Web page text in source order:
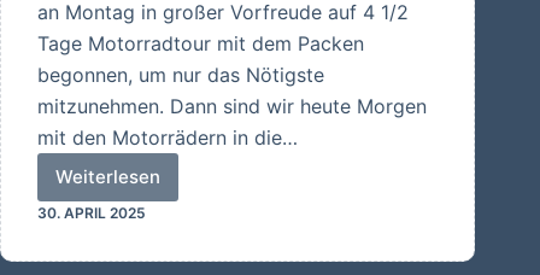
an Montag in großer Vorfreude auf 4 1/2
Tage Motorradtour mit dem Packen
begonnen, um nur das Nötigste
mitzunehmen. Dann sind wir heute Morgen
mit den Motorrädern in die…
Weiterlesen
Wir
sind
30. APRIL 2025